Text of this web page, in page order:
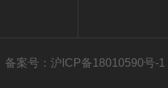
备案号：沪ICP备18010590号-1